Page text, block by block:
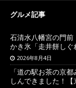
グルメ記事
石清水八幡宮の門
かき氷「走井餅しぐ
2026年8月4日
「道の駅お茶の京
しんできました！【